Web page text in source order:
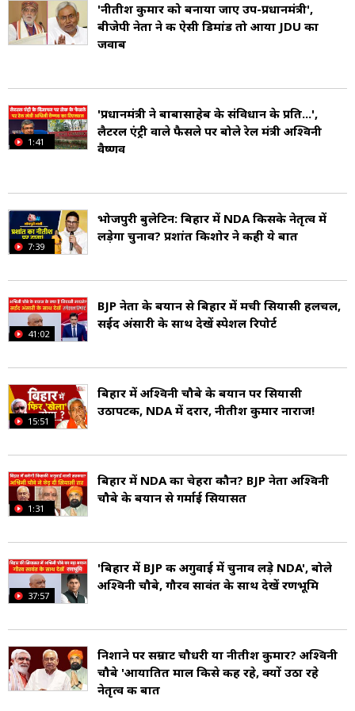
@AshwiniKChoubey है. उनके फेसबुक पेज का नाम
Ashwini Choubey
है.
'नीतीश कुमार को बनाया जाए उप-प्रधानमंत्री',
बीजेपी नेता ने की ऐसी डिमांड तो आया JDU का
जवाब
1:41
'प्रधानमंत्री ने बाबासाहेब के संविधान के प्रति...',
लैटरल एंट्री वाले फैसले पर बोले रेल मंत्री अश्विनी
वैष्णव
7:39
भोजपुरी बुलेटिन: बिहार में NDA किसके नेतृत्व में
लड़ेगा चुनाव? प्रशांत किशोर ने कही ये बात
41:02
BJP नेता के बयान से बिहार में मची सियासी हलचल,
सईद अंसारी के साथ देखें स्पेशल रिपोर्ट
15:51
बिहार में अश्विनी चौबे के बयान पर सियासी
उठापटक, NDA में दरार, नीतीश कुमार नाराज!
1:31
बिहार में NDA का चेहरा कौन? BJP नेता अश्विनी
चौबे के बयान से गर्माई सियासत
37:57
'बिहार में BJP की अगुवाई में चुनाव लड़े NDA', बोले
अश्विनी चौबे, गौरव सावंत के साथ देखें रणभूमि
निशाने पर सम्राट चौधरी या नीतीश कुमार? अश्विनी
चौबे 'आयातित माल किसे कह रहे, क्यों उठा रहे
नेतृत्व की बात